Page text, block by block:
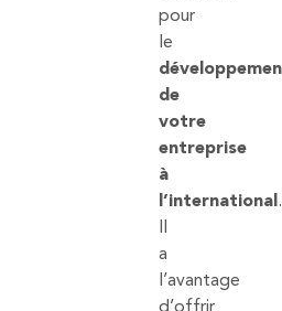
pour
le
de
votre
entreprise
à
l’international .
a
l’avantage